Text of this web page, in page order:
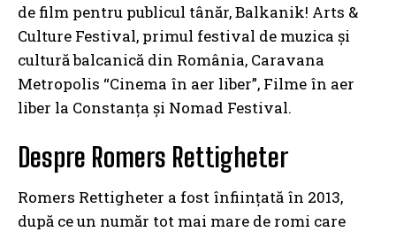
de film pentru publicul tânăr, Balkanik! Arts &
Culture Festival, primul festival de muzica și
cultură balcanică din România, Caravana
Metropolis “Cinema în aer liber”, Filme în aer
liber la Constanța și Nomad Festival.
Despre Romers Rettigheter
Romers Rettigheter a fost înființată în 2013,
după ce un număr tot mai mare de romi care